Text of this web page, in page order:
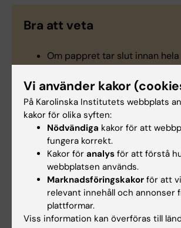
Bra att veta
Om pappret tar slut innan
skrivits ut, raderas ditt
Anledning är att inte någon
få tag i dina dokument när
fylls på.
När du skannar dokument är
förinställd. Vi på IT-
närvarande på att man ska
valfri mejladress, till
Vi använder kakor
På Karolinska Institutets webbplats
kakor för olika syften:
Nödvändiga kakor för att
fungera korrekt.
Kakor för analys för att förstå
webbplatsen används.
Marknadsföringskakor för att
relevant innehåll och annonser
plattformar.
Viss information kan överföras till